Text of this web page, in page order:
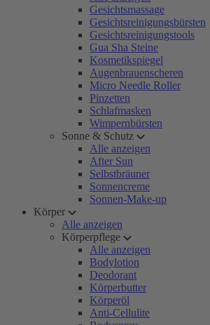
Gesichtsmassage
Gesichtsreinigungsbürsten
Gesichtsreinigungstools
Gua Sha Steine
Kosmetikspiegel
Augenbrauenscheren
Micro Needle Roller
Pinzetten
Schlafmasken
Wimpernbürsten
Sonne & Schutz
Alle anzeigen
After Sun
Selbstbräuner
Sonnencreme
Sonnen-Make-up
Körper
Alle anzeigen
Körperpflege
Alle anzeigen
Bodylotion
Deodorant
Körperbutter
Körperöl
Anti-Cellulite